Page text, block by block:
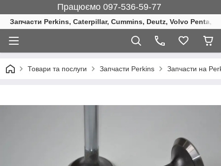
Працюємо 097-536-59-77
Запчасти Perkins, Caterpillar, Cummins, Deutz, Volvo Penta,
Товари та послуги Запчасти Perkins Запчасти на